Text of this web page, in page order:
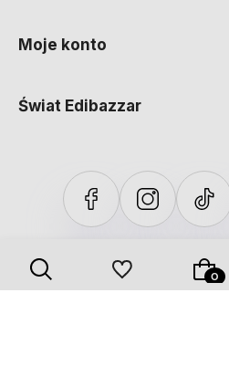
Moje konto
Świat Edibazzar
od